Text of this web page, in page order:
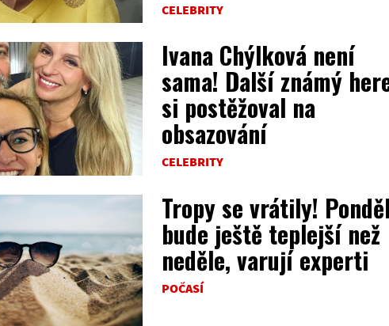
CELEBRITY
Ivana Chýlková není
sama! Další známý
si postěžoval na
obsazování
CELEBRITY
Tropy se vrátily!
bude ještě teplejší než
neděle, varují experti
POČASÍ